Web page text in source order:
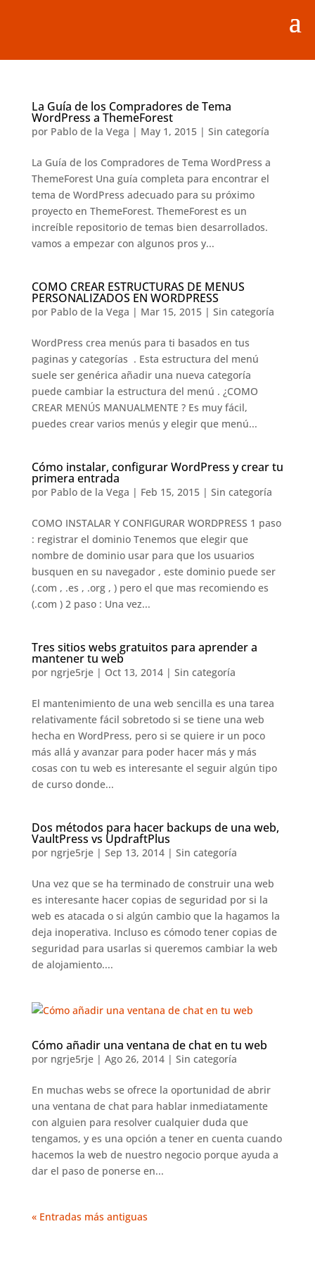
La Guía de los Compradores de Tema
WordPress a ThemeForest
por Pablo de la Vega | May 1, 2015| Sin categoría
La Guía de los Compradores de Tema WordPress a
ThemeForest Una guía completa para encontrar el
tema de WordPress adecuado para su próximo
proyecto en ThemeForest. ThemeForest es un
increíble repositorio de temas bien desarrollados.
vamos a empezar con algunos pros y...
COMO CREAR ESTRUCTURAS DE MENUS
PERSONALIZADOS EN WORDPRESS
por Pablo de la Vega | Mar 15, 2015| Sin categoría
WordPress crea menús para ti basados en tus
paginas y categorías . Esta estructura del menú
suele ser genérica añadir una nueva categoría
puede cambiar la estructura del menú . ¿COMO
CREAR MENÚS MANUALMENTE ? Es muy fácil,
puedes crear varios menús y elegir que menú...
Cómo instalar, configurar WordPress y crear tu
primera entrada
por Pablo de la Vega | Feb 15, 2015| Sin categoría
COMO INSTALAR Y CONFIGURAR WORDPRESS 1 paso
: registrar el dominio Tenemos que elegir que
nombre de dominio usar para que los usuarios
busquen en su navegador , este dominio puede ser
(.com , .es , .org , ) pero el que mas recomiendo es
(.com ) 2 paso : Una vez...
Tres sitios webs gratuitos para aprender a
mantener tu web
por ngrje5rje| Oct 13, 2014| Sin categoría
El mantenimiento de una web sencilla es una tarea
relativamente fácil sobretodo si se tiene una web
hecha en WordPress, pero si se quiere ir un poco
más allá y avanzar para poder hacer más y más
cosas con tu web es interesante el seguir algún tipo
de curso donde...
Dos métodos para hacer backups de una web,
VaultPress vs UpdraftPlus
por ngrje5rje| Sep 13, 2014| Sin categoría
Una vez que se ha terminado de construir una web
es interesante hacer copias de seguridad por si la
web es atacada o si algún cambio que la hagamos la
deja inoperativa. Incluso es cómodo tener copias de
seguridad para usarlas si queremos cambiar la web
de alojamiento....
Cómo añadir una ventana de chat en tu web
por ngrje5rje| Ago 26, 2014| Sin categoría
En muchas webs se ofrece la oportunidad de abrir
una ventana de chat para hablar inmediatamente
con alguien para resolver cualquier duda que
tengamos, y es una opción a tener en cuenta cuando
hacemos la web de nuestro negocio porque ayuda a
dar el paso de ponerse en...
« Entradas más antiguas